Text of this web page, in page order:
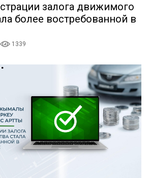
залога движимого
более востребованной в
1339